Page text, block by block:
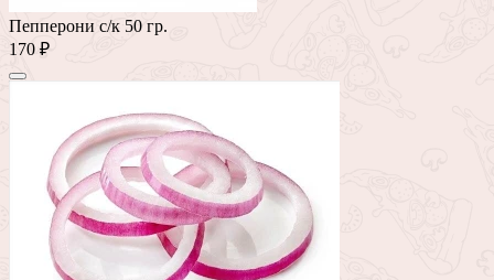
Пепперони с/к 50 гр.
170 ₽